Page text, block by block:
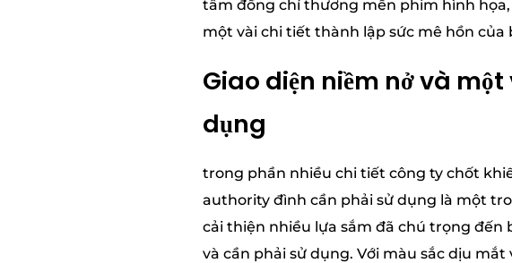
tâm đồng chí thương mến phim hình
một vài chi tiết thành lập sức mê hồn của
Giao diện niềm nở và
dụng
trong phần nhiều chi tiết công ty chốt
authority đình cần phải sử dụng là một
cải thiện nhiều lựa sắm đã chú trọng
và cần phải sử dụng. Với màu sắc dịu